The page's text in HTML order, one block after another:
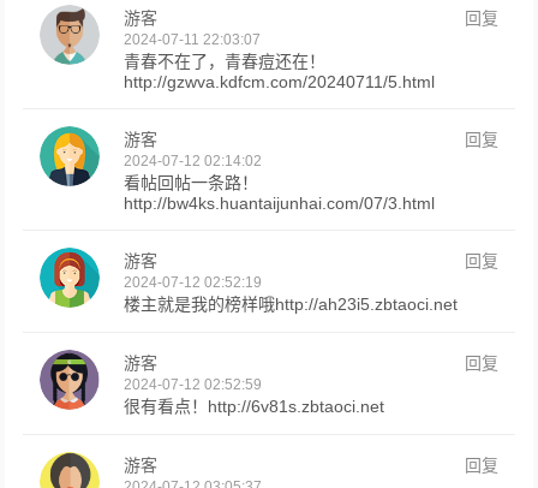
游客 回复
2024-07-11 22:03:07
青春不在了，青春痘还在！
http://gzwva.kdfcm.com/20240711/5.html
游客 回复
2024-07-12 02:14:02
看帖回帖一条路！
http://bw4ks.huantaijunhai.com/07/3.html
游客 回复
2024-07-12 02:52:19
楼主就是我的榜样哦http://ah23i5.zbtaoci.net
游客 回复
2024-07-12 02:52:59
很有看点！http://6v81s.zbtaoci.net
游客 回复